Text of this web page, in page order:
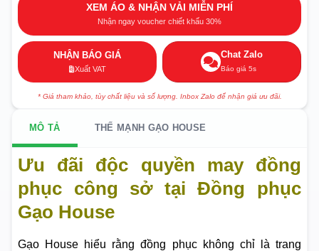
XEM ÁO & NHẬN VẢI MIỄN PHÍ
Nhận ngay voucher chiết khấu 30%
NHẬN BÁO GIÁ
Xuất VAT
Chat Zalo
Báo giá 5s
* Giá tham khảo, tùy chất liệu và số lượng. Inbox Zalo để nhận giá ưu đãi.
MÔ TẢ THẾ MẠNH GẠO HOUSE
Ưu đãi độc quyền may đồng
phục công sở tại Đồng phục
Gạo House
Gạo House hiểu rằng đồng phục không chỉ là trang